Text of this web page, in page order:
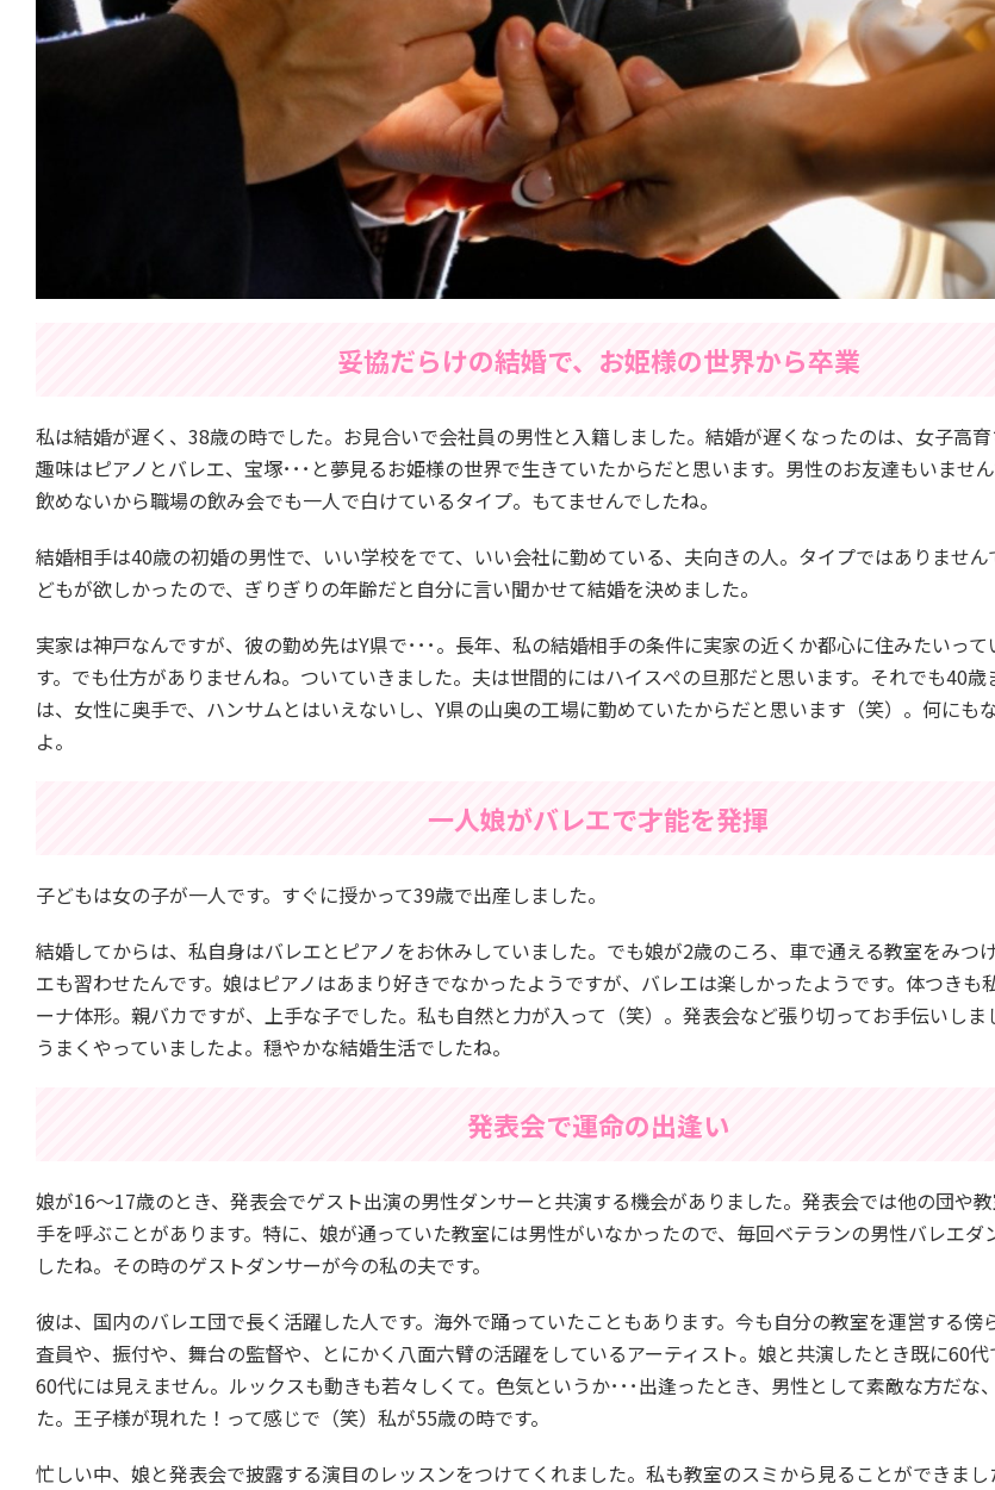
妥協だらけの結婚で、お姫様の世界から卒業
私は結婚が遅く、38歳の時でした。お見合いで会社員の男性と入籍しました。結婚が遅くなったのは、女子高育
趣味はピアノとバレエ、宝塚･･･と夢見るお姫様の世界で生きていたからだと思います。男性のお友達もいませ
飲めないから職場の飲み会でも一人で白けているタイプ。もてませんでしたね。
結婚相手は40歳の初婚の男性で、いい学校をでて、いい会社に勤めている、夫向きの人。タイプではありませ
どもが欲しかったので、ぎりぎりの年齢だと自分に言い聞かせて結婚を決めました。
実家は神戸なんですが、彼の勤め先はY県で･･･。長年、私の結婚相手の条件に実家の近くか都心に住みたいっ
す。でも仕方がありませんね。ついていきました。夫は世間的にはハイスぺの旦那だと思います。それでも40歳
は、女性に奥手で、ハンサムとはいえないし、Y県の山奥の工場に勤めていたからだと思います（笑）。何にも
よ。
一人娘がバレエで才能を発揮
子どもは女の子が一人です。すぐに授かって39歳で出産しました。
結婚してからは、私自身はバレエとピアノをお休みしていました。でも娘が2歳のころ、車で通える教室をみつ
エも習わせたんです。娘はピアノはあまり好きでなかったようですが、バレエは楽しかったようです。体つきも
ーナ体形。親バカですが、上手な子でした。私も自然と力が入って（笑）。発表会など張り切ってお手伝いしま
うまくやっていましたよ。穏やかな結婚生活でしたね。
発表会で運命の出逢い
娘が16～17歳のとき、発表会でゲスト出演の男性ダンサーと共演する機会がありました。発表会では他の団や
手を呼ぶことがあります。特に、娘が通っていた教室には男性がいなかったので、毎回ベテランの男性バレエダ
したね。その時のゲストダンサーが今の私の夫です。
彼は、国内のバレエ団で長く活躍した人です。海外で踊っていたこともあります。今も自分の教室を運営する傍
査員や、振付や、舞台の監督や、とにかく八面六臂の活躍をしているアーティスト。娘と共演したとき既に60
60代には見えません。ルックスも動きも若々しくて。色気というか･･･出逢ったとき、男性として素敵な方だな
た。王子様が現れた！って感じで（笑）私が55歳の時です。
忙しい中、娘と発表会で披露する演目のレッスンをつけてくれました。私も教室のスミから見ることができま